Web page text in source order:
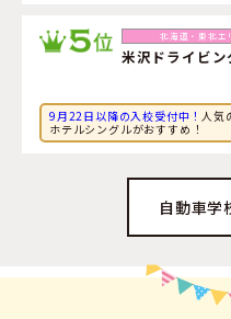
米沢ドライビ
9月22日以降の入校受付中！人気
ホテルシングルがおすすめ！
自動車学